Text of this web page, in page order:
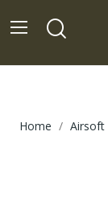
Home Airsoft